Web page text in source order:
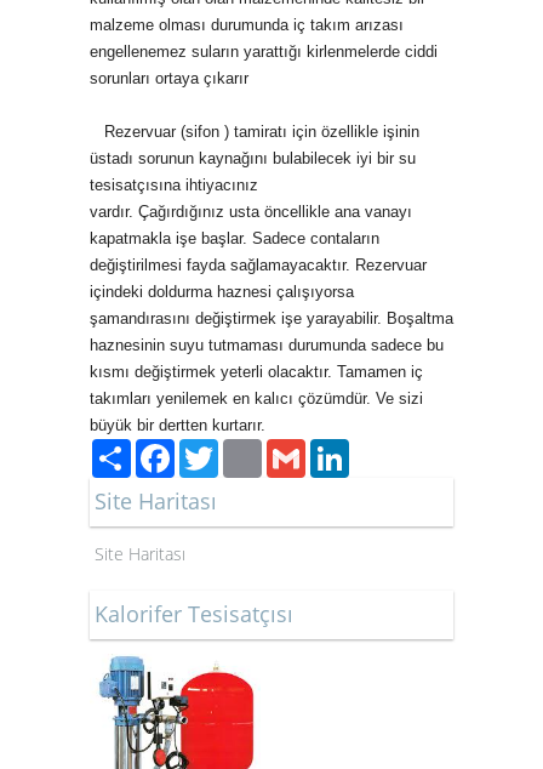
malzeme olması durumunda iç takım arızası
engellenemez suların yarattığı kirlenmelerde ciddi
sorunları ortaya çıkarır
Rezervuar (sifon ) tamiratı için özellikle işinin
üstadı sorunun kaynağını bulabilecek iyi bir su
tesisatçısına ihtiyacınız
vardır. Çağırdığınız usta öncellikle ana vanayı
kapatmakla işe başlar. Sadece contaların
değiştirilmesi fayda sağlamayacaktır. Rezervuar
içindeki doldurma haznesi çalışıyorsa
şamandırasını değiştirmek işe yarayabilir. Boşaltma
haznesinin suyu tutmaması durumunda sadece bu
kısmı değiştirmek yeterli olacaktır. Tamamen iç
takımları yenilemek en kalıcı çözümdür. Ve sizi
büyük bir dertten kurtarır.
PaylaşFacebook
TwitterEmailGmail
Site Haritası
Site Haritası
Kalorifer Tesisatçısı